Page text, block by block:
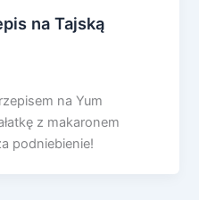
na Tajską
na Yum
z makaronem
podniebienie!